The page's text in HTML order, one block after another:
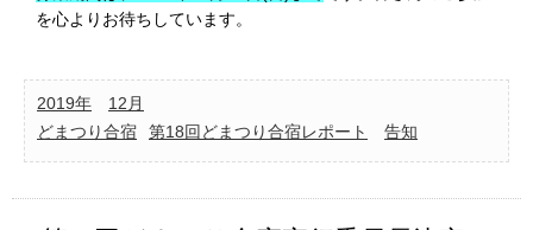
を心よりお待ちしています。
2019年
12月
どまつり合宿
第18回どまつり合宿レポート 告知